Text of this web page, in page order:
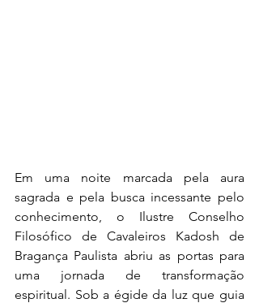
Em uma noite marcada pela aura
sagrada e pela busca incessante pelo
conhecimento, o Ilustre Conselho
Filosófico de Cavaleiros Kadosh de
Bragança Paulista abriu as portas para
uma jornada de transformação
espiritual. Sob a égide da luz que guia